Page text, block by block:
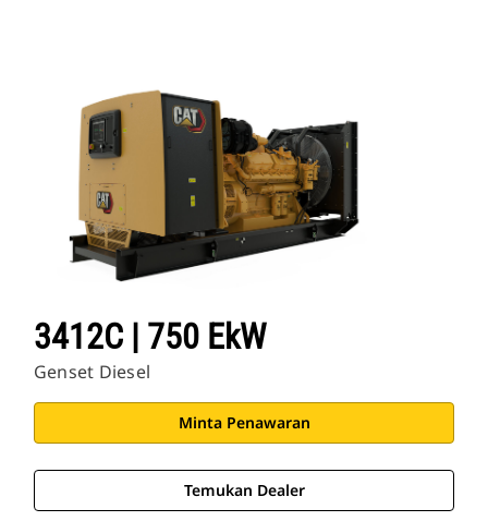
3412C | 750 EkW
Genset Diesel
Minta Penawaran
Temukan Dealer